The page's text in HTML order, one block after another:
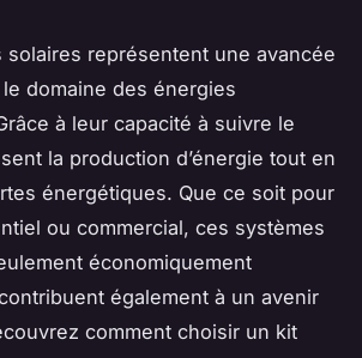
solaires représentent une avancée
domaine des énergies
à leur capacité à suivre le
la production d’énergie tout en
énergétiques. Que ce soit pour
ou commercial, ces systèmes
économiquement
également à un avenir
comment choisir un kit